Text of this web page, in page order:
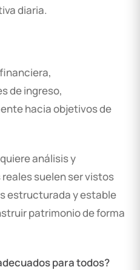
diaria.
de ingreso,
hacia objetivos de
análisis y
suelen ser vistos
estructurada y estable
patrimonio de forma
para todos?